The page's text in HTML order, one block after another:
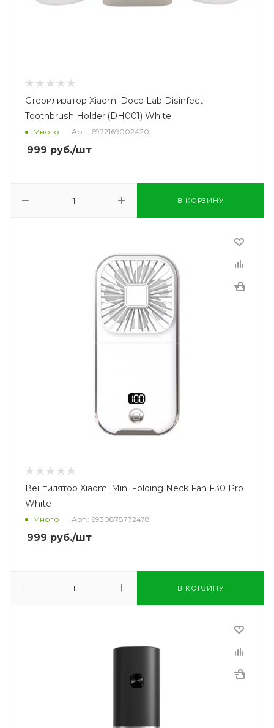
Стерилизатор Xiaomi Doco Lab Disinfect
Toothbrush Holder (DH001) White
Много Арт.: 6972169002420
999 руб./шт
В КОРЗИНУ
Вентилятор Xiaomi Mini Folding Neck Fan F30 Pro
White
Много Арт.: 6930878772478
999 руб./шт
В КОРЗИНУ